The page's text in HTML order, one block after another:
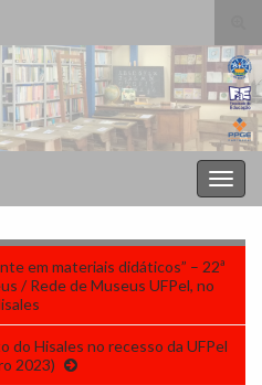
de
em materiais didáticos” – 22ª
/ Rede de Museus UFPel, no
do Hisales no recesso da UFPel
2023)